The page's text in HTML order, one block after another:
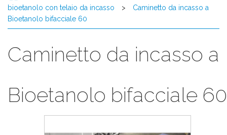
bioetanolo con telaio da incasso
>
Caminetto da incasso a
Bioetanolo bifacciale 60
Caminetto da incasso a
Bioetanolo bifacciale 60